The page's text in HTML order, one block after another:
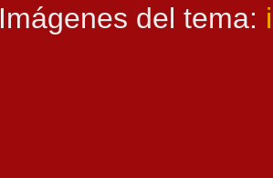
Imágenes del tema: